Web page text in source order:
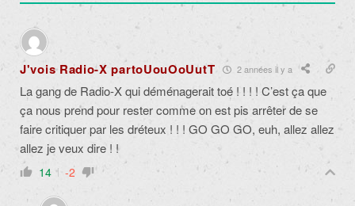
J'vois Radio-X partoUouOoUutT 2 années il y a
La gang de Radio-X qui déménagerait toé ! ! ! ! C’est ça que
ça nous prend pour rester comme on est pis arrêter de se
faire critiquer par les dréteux ! ! ! GO GO GO, euh, allez allez
allez je veux dire ! !
14 -2